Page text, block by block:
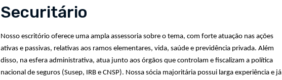
Securitário
Nosso escritório oferece uma ampla assessoria sobre o tema, com forte atuação nas ações
ativas e passivas, relativas aos ramos elementares, vida, saúde e previdência privada. Além
disso, na esfera administrativa, atua junto aos órgãos que controlam e fiscalizam a política
nacional de seguros (Susep, IRB e CNSP). Nossa sócia majoritária possui larga experiência e já